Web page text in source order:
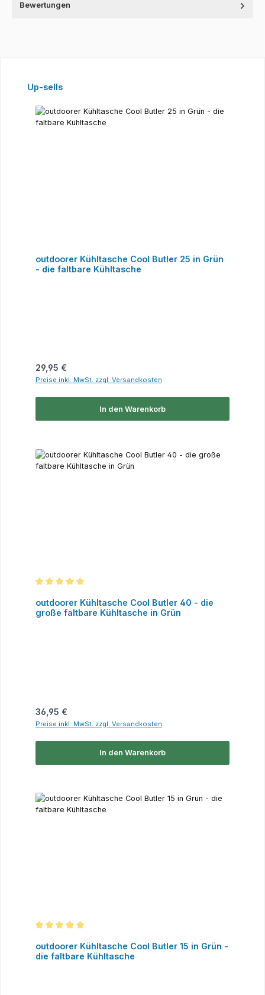
Bewertungen
Produktgalerie überspringen
Up-sells
outdoorer Kühltasche Cool Butler 25 in Grün
- die faltbare Kühltasche
Regulärer Preis:
29,95 €
Preise inkl. MwSt. zzgl. Versandkosten
In den Warenkorb
outdoorer Kühltasche Cool Butler 40 - die
große faltbare Kühltasche in Grün
Regulärer Preis:
36,95 €
Preise inkl. MwSt. zzgl. Versandkosten
In den Warenkorb
outdoorer Kühltasche Cool Butler 15 in Grün -
die faltbare Kühltasche